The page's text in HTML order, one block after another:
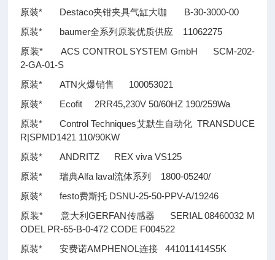
原装* Destaco夹钳夹具气缸大咖 B-30-3000-00
原装* baumer全系列原装优质供应 11062275
原装* ACS CONTROL SYSTEM GmbH SCM-202-
2-GA-01-S
原装* ATN火爆销售 100053021
原装* Ecofit 2RR45,230V 50/60HZ 190/259Wa
原装* Control Techniques艾默生自动化 TRANSDUCE
R|SPMD1421 110/90KW
原装* ANDRITZ REX viva VS125
原装* 瑞典Alfa laval流体系列 1800-05240/
原装* festo费斯托 DSNU-25-50-PPV-A/19246
原装* 意大利GERFAN传感器 SERIAL 08460032 M
ODEL PR-65-B-0-472 CODE F004522
原装* 安费诺AMPHENOL连接 441011414S5K